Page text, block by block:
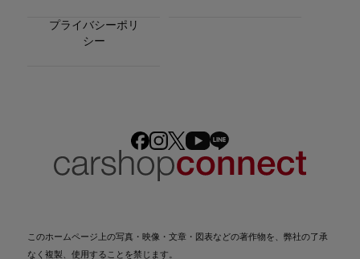
プライバシーポリ
シー
このホームページ上の写真・映像・文章・図表などの著作物を、弊社の了承
なく複製、使用することを禁じます。